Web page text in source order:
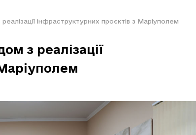
інфраструктурних проєктів з Маріуполем
з реалізації